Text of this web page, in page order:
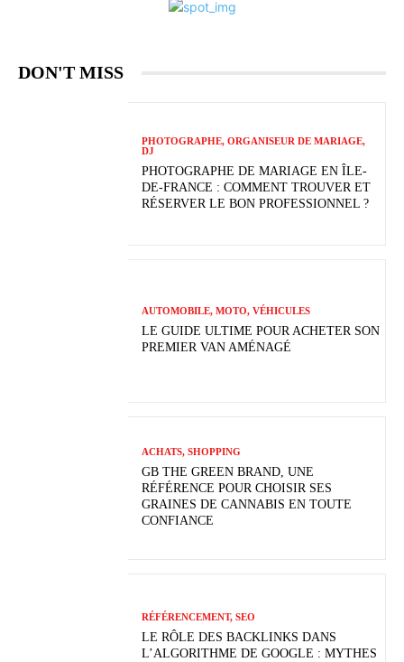
DON'T MISS
PHOTOGRAPHE, ORGANISEUR DE MARIAGE,
DJ
PHOTOGRAPHE DE MARIAGE EN ÎLE-
DE-FRANCE : COMMENT TROUVER ET
RÉSERVER LE BON PROFESSIONNEL ?
AUTOMOBILE, MOTO, VÉHICULES
LE GUIDE ULTIME POUR ACHETER SON
PREMIER VAN AMÉNAGÉ
ACHATS, SHOPPING
GB THE GREEN BRAND, UNE
RÉFÉRENCE POUR CHOISIR SES
GRAINES DE CANNABIS EN TOUTE
CONFIANCE
RÉFÉRENCEMENT, SEO
LE RÔLE DES BACKLINKS DANS
L’ALGORITHME DE GOOGLE : MYTHES